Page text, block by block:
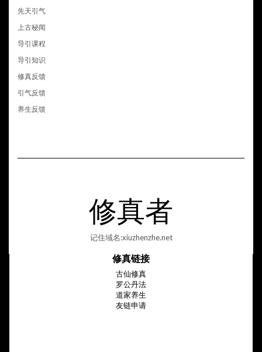
先天引气
上古秘闻
导引课程
导引知识
修真反馈
引气反馈
养生反馈
修真者
记住域名:xiuzhenzhe.net
修真链接
古仙修真
罗公丹法
道家养生
友链申请